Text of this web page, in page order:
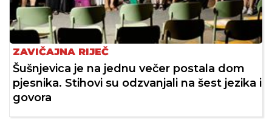
ZAVIČAJNA RIJEČ
Šušnjevica je na jednu večer postala dom
pjesnika. Stihovi su odzvanjali na šest jezika i
govora